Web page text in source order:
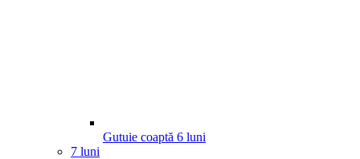
Gutuie coaptă 6 luni
7 luni